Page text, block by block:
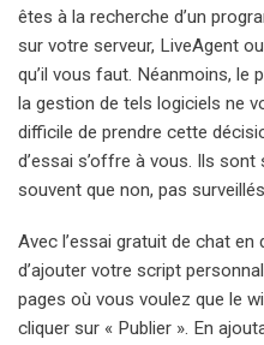
êtes à la recherche d’un
sur votre serveur, LiveAgent
qu’il vous faut. Néanmoins, le
la gestion de tels logiciels ne
difficile de prendre cette
d’essai s’offre à vous. Ils
souvent que non, pas
Avec l’essai gratuit de chat
d’ajouter votre script
pages où vous voulez que le
cliquer sur « Publier ». En